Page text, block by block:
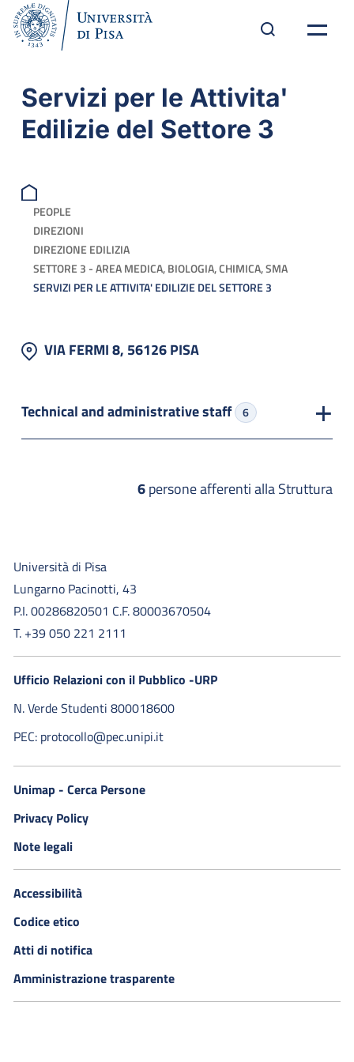
Servizi per le Attivita'
Edilizie del Settore 3
PEOPLE
DIREZIONI
DIREZIONE EDILIZIA
SETTORE 3 - AREA MEDICA, BIOLOGIA, CHIMICA, SMA
SERVIZI PER LE ATTIVITA' EDILIZIE DEL SETTORE 3
VIA FERMI 8, 56126 PISA
Technical and administrative staff 6
6persone afferenti alla Struttura
Università di Pisa
Lungarno Pacinotti, 43
P.I. 00286820501 C.F. 80003670504
T. +39 050 221 2111
Ufficio Relazioni con il Pubblico -URP
N. Verde Studenti 800018600​
PEC: protocollo@pec.unipi.it
Unimap - Cerca Persone
Privacy Policy
Note legali
Accessibilità
Codice etico
Atti di notifica
Amministrazione trasparente